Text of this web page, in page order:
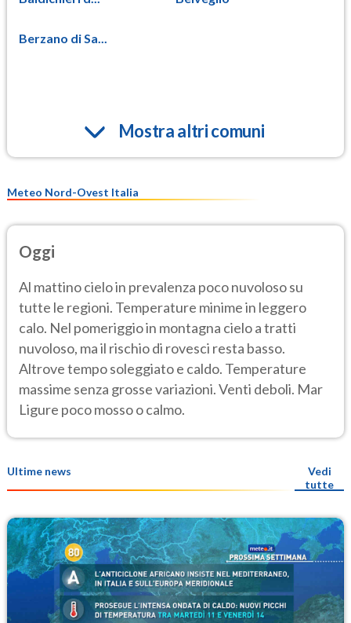
Berzano di Sa...
Mostra altri comuni
Meteo Nord-Ovest Italia
Oggi
Al mattino cielo in prevalenza poco nuvoloso su
tutte le regioni. Temperature minime in leggero
calo. Nel pomeriggio in montagna cielo a tratti
nuvoloso, ma il rischio di rovesci resta basso.
Altrove tempo soleggiato e caldo. Temperature
massime senza grosse variazioni. Venti deboli. Mar
Ligure poco mosso o calmo.
Ultime news
Vedi
tutte